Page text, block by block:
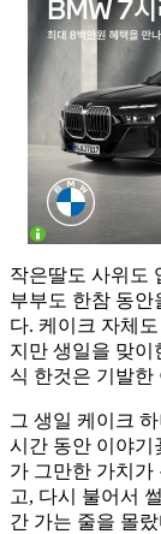
작은딸도 사위도
부부도 한참 동
다. 케이크 자체
지만 생일을 맞이
식 한것은 기발한
그 생일 케이크
시간 동안 이야기
가 그만한 가치가
고, 다시 불어서
간 가는 줄을 몰